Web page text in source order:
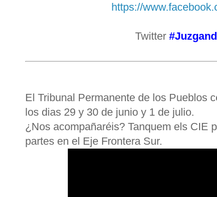
https://
Twitter
El Tribunal Permanente de los Pueblos
los dias 29 y 30 de junio y 1 de julio.
¿Nos acompañaréis? Tanquem els CIE
partes en el Eje Frontera Sur.